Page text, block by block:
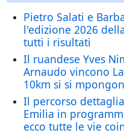
Pietro Salati e
l'edizione 2026
tutti i risultati
Il ruandese Yves
Arnaudo vincono
10km si si
Il percorso
Emilia in
ecco tutte le vie